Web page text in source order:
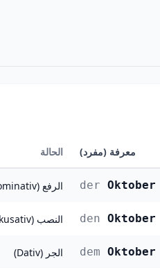
الحالة معرفة (مفرد)
الرفع (Nominativ) der Oktober
النصب (Akkusativ) den Oktober
الجر (Dativ) dem Oktober